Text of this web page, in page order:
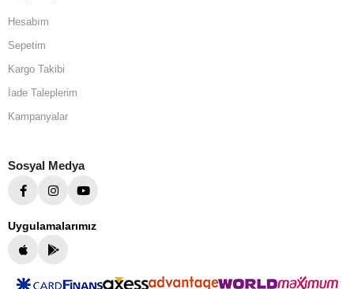
Hesabım
Sepetim
Kargo Takibi
İade Taleplerim
Kampanyalar
Sosyal Medya
Uygulamalarımız